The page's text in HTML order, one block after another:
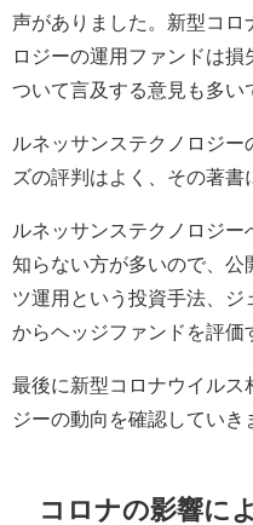
声がありました。新型コロ
ロジーの運用ファンドは
ついて言及する意見も多い
ルネッサンステクノロジ
ズの評判はよく、その著書
ルネッサンステクノロジ
知らない方が多いので、公
ツ運用という投資手法、
からヘッジファンドを評価
最後に新型コロナウイルス
ジーの動向を確認していき
コロナの影響に